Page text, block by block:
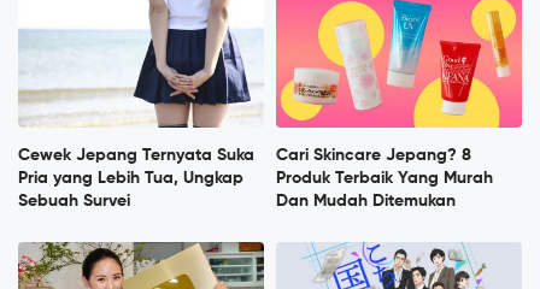
Cewek Jepang Ternyata Suka
Pria yang Lebih Tua, Ungkap
Sebuah Survei
Cari Skincare Jepang? 8
Produk Terbaik Yang Murah
Dan Mudah Ditemukan